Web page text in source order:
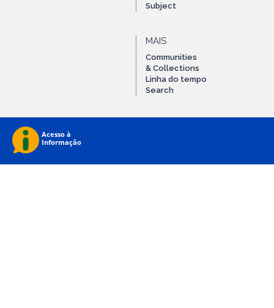
Subject
MAIS
Communities
& Collections
Linha do tempo
Search